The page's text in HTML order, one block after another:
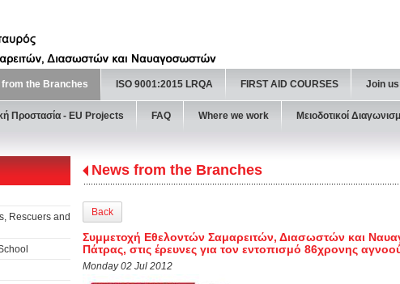
from the Branches ISO 9001:2015 LRQA FIRST AID COURSES Join
Προστασία - ΕU Projects FAQ Where we work Μειοδοτικοί
Rescuers and
News from the Branches
Back
Συμμετοχή Εθελοντών Σαμαρειτών, Διασωστών και
Πάτρας, στις έρευνες για τον εντοπισμό 86χρονης
Monday 02 Jul 2012